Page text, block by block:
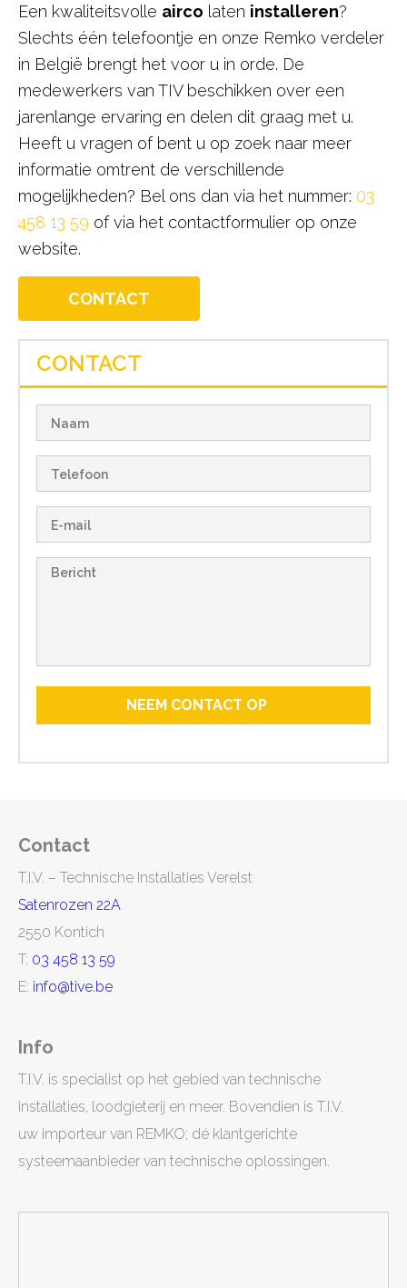
Een kwaliteitsvolle airco laten installeren?
Slechts één telefoontje en onze Remko verdeler
in België brengt het voor u in orde. De
medewerkers van TIV beschikken over een
jarenlange ervaring en delen dit graag met u.
Heeft u vragen of bent u op zoek naar meer
informatie omtrent de verschillende
mogelijkheden? Bel ons dan via het nummer: 03
458 13 59 of via het contactformulier op onze
website.
CONTACT
CONTACT
Contact
T.I.V. – Technische Installaties Verelst
Satenrozen 22A
2550 Kontich
T: 03 458 13 59
E: info@tive.be
Info
T.I.V. is specialist op het gebied van technische
installaties, loodgieterij en meer. Bovendien is T.I.V.
uw importeur van REMKO; dé klantgerichte
systeemaanbieder van technische oplossingen.